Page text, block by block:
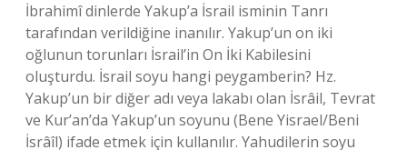
İbrahimî dinlerde Yakup’a İsrail isminin Tanrı
tarafından verildiğine inanılır. Yakup’un on iki
oğlunun torunları İsrail’in On İki Kabilesini
oluşturdu. İsrail soyu hangi peygamberin? Hz.
Yakup’un bir diğer adı veya lakabı olan İsrâil, Tevrat
ve Kur’an’da Yakup’un soyunu (Bene Yisrael/Beni
İsrâîl) ifade etmek için kullanılır. Yahudilerin soyu